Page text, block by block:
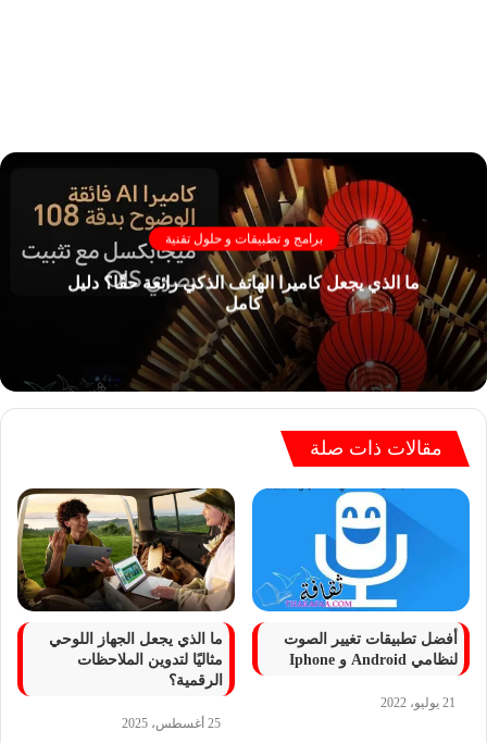
برامج و تطبيقات و حلول تقنية
ما الذي يجعل كاميرا الهاتف الذكي رائعة حقًا؟ دليل
كامل
مقالات ذات صلة
أفضل تطبيقات تغيير الصوت
لنظامي Android و Iphone
21 يوليو، 2022
ما الذي يجعل الجهاز اللوحي
مثاليًا لتدوين الملاحظات
الرقمية؟
25 أغسطس، 2025